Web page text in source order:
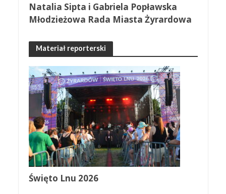
Natalia Sipta i Gabriela Popławska
Młodzieżowa Rada Miasta Żyrardowa
Materiał reporterski
Święto Lnu 2026